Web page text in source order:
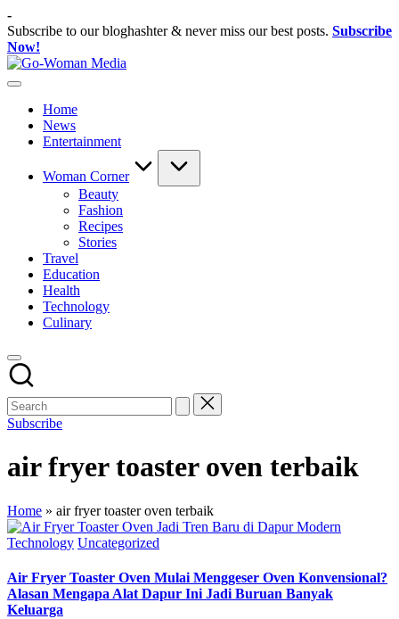
Skip
to
content
-
Subscribe to our bloghashter & never miss our best posts. Subscribe
Now!
Portal
Untuk
Wanita
Indonesia
Home
News
Entertainment
Woman Corner
Beauty
Fashion
Recipes
Stories
Travel
Education
Health
Technology
Culinary
Subscribe
air fryer toaster oven terbaik
Home » air fryer toaster oven terbaik
Posted
Technology Uncategorized
Air Fryer Toaster Oven Mulai Menggeser Oven Konvensional?
Alasan Mengapa Alat Dapur Ini Jadi Buruan Banyak
Keluarga